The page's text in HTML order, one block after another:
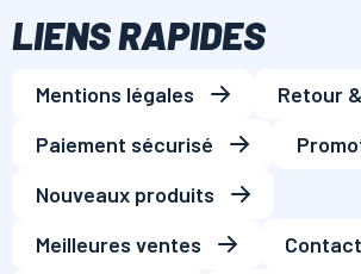
LIENS RAPIDES
Mentions légales
Retour
Paiement sécurisé
Nouveaux produits
Meilleures ventes